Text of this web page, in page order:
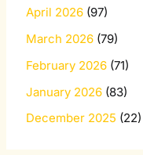
April 2026 (97)
March 2026 (79)
February 2026 (71)
January 2026 (83)
December 2025 (22)